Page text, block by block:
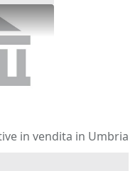
di
in vendita in Umbria